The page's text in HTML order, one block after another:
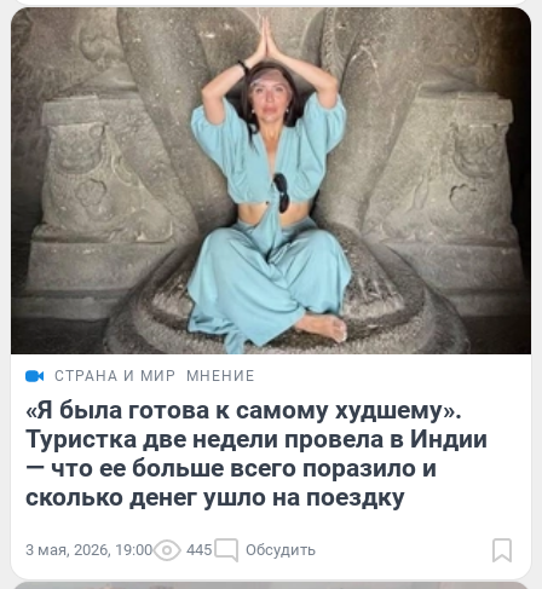
СТРАНА И МИР МНЕНИЕ
«Я была готова к самому худшему».
Туристка две недели провела в Индии
— что ее больше всего поразило и
сколько денег ушло на поездку
3 мая, 2026, 19:00 445 Обсудить